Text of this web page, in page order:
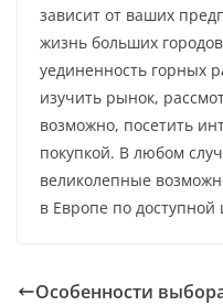
зависит от ваших
жизнь больших
уединенность горных
изучить рынок,
возможно, посетить
покупкой. В любом
великолепные
в Европе по доступной
Особенности